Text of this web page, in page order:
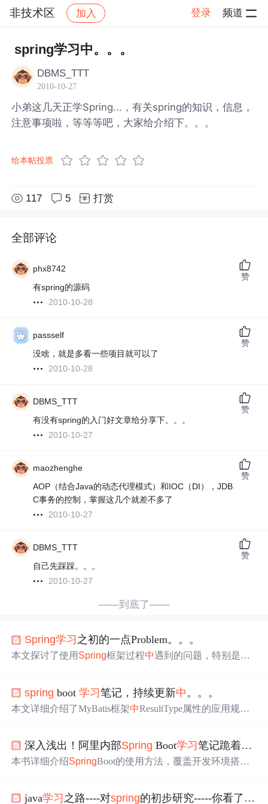
非技术区 加入 登录 频道
非技术区
spring学习中。。。
DBMS_TTT
2010-10-27
小弟这几天正学Spring...，有关spring的知识，信息，
注意事项啦，等等等吧，大家给介绍下。。。
给本帖投票
117 5 打赏
全部评论
phx8742
有spring的源码
2010-10-28
赞
passself
没啥，就是多看一些项目就可以了
2010-10-28
赞
DBMS_TTT
有没有spring的入门好文章给分享下。。。
2010-10-27
赞
maozhenghe
AOP（结合Java的动态代理模式）和IOC（DI），JDB
C事务的控制，掌握这几个就差不多了
2010-10-27
赞
DBMS_TTT
自己先踩踩。。。
2010-10-27
赞
——到底了——
Spring学习 之初的一点Problem。。。
本文探讨了使用 Spring框架过程中遇到的问题，特别是对
Spring框架的基本应用及其配置方式。
spring boot学习笔记，持续更新中 。。。
本文详细介绍了MyBatis框架中ResultType属性的应用规
深入浅出！阿里内部Spring Boot学习笔记跪着啃完了。。。
本书详细介绍SpringBoot的使用方法，覆盖开发环境搭
java学习 之路----对spring的初步研究-----你看了这个都不懂什么叫IOC，我就。。。。